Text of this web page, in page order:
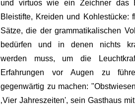
und virtuos wie ein Zeichner das
Bleistifte, Kreiden und Kohlestücke:
Sätze, die der grammatikalischen
bedürfen und in denen nichts
werden muss, um die
Erfahrungen vor Augen zu
gegenwärtig zu machen:
‚Vier Jahreszeiten', sein Gasthaus